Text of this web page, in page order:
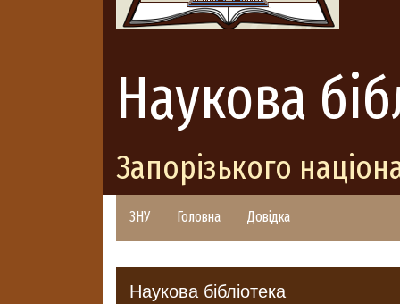
Наукова
Запорізького
ЗНУ Головна Довідка
Наукова бібліотека